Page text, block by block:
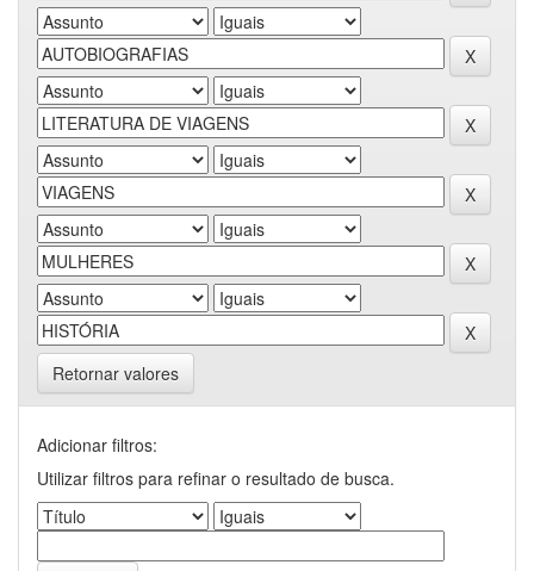
Retornar valores
Adicionar filtros:
Utilizar filtros para refinar o resultado de busca.